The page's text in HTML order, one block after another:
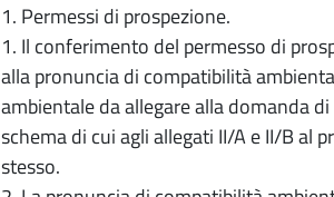
1. Permessi di prospezione.
1. Il conferimento del permesso di
alla pronuncia di compatibilità
ambientale da allegare alla domanda
schema di cui agli allegati II/A e II/B al
stesso.